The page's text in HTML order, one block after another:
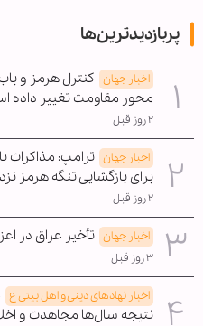
پربازدیدترین‌ها
اخبار جهان کنترل هرمز و
محور مقاومت تغییر داده
۲ روز قبل
اخبار جهان ترامپ: مذاکرات
برای بازگشایی تنگه هرمز
۲ روز قبل
اخبار جهان تأخیر عراق در
۳ روز قبل
اخبار نهادهای دینی و اهل بیتی ع
نتیجه سال‌ها مجاهدت و